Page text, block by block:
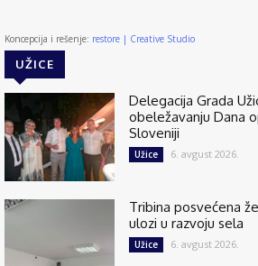
Koncepcija i rešenje: restore | Creative Studio
UŽICE
Delegacija Grada
obeležavanju Dana
Sloveniji
Užice 6. avgust 2026.
Tribina posvećena
ulozi u razvoju sela
Užice 6. avgust 2026.